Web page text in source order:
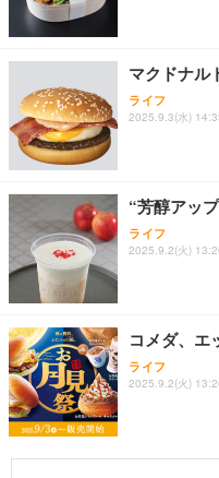
マクドナル
ライフ
2025.9.3(水)
“芳醇アッ
ライフ
2025.9.2(火)
コメダ、エ
ライフ
2025.9.2(火)